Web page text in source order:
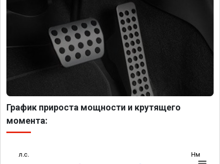
График прироста мощности и крутящего
момента:
л.с. Нм